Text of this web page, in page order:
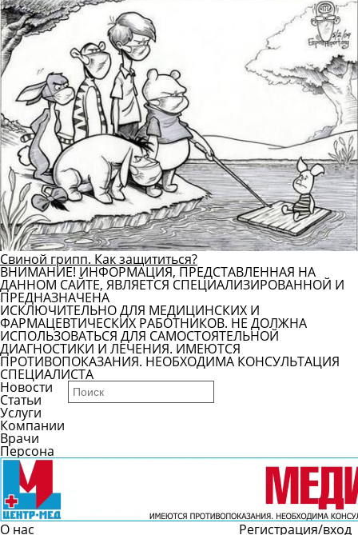
Свиной грипп. Как защититься?
ВНИМАНИЕ! ИНФОРМАЦИЯ, ПРЕДСТАВЛЕННАЯ НА
ДАННОМ САЙТЕ, ЯВЛЯЕТСЯ СПЕЦИАЛИЗИРОВАННОЙ И
ПРЕДНАЗНАЧЕНА
ИСКЛЮЧИТЕЛЬНО ДЛЯ МЕДИЦИНСКИХ И
ФАРМАЦЕВТИЧЕСКИХ РАБОТНИКОВ. НЕ ДОЛЖНА
ИСПОЛЬЗОВАТЬСЯ ДЛЯ САМОСТОЯТЕЛЬНОЙ
ДИАГНОСТИКИ И ЛЕЧЕНИЯ. ИМЕЮТСЯ
ПРОТИВОПОКАЗАНИЯ. НЕОБХОДИМА КОНСУЛЬТАЦИЯ
СПЕЦИАЛИСТА
Новости
Статьи
Услуги
Компании
Врачи
Персона
О нас Регистрация/вход